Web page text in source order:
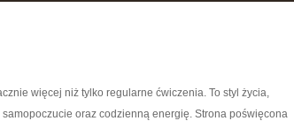
więcej niż tylko regularne ćwiczenia. To styl życia,
oraz codzienną energię. Strona poświęcona